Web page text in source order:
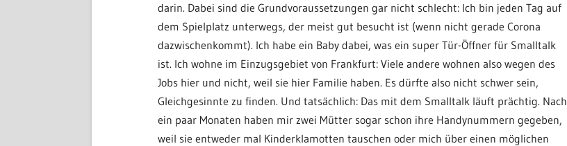
darin. Dabei sind die Grundvoraussetzungen gar nicht schlecht: Ich bin jeden Tag auf
dem Spielplatz unterwegs, der meist gut besucht ist (wenn nicht gerade Corona
dazwischenkommt). Ich habe ein Baby dabei, was ein super Tür-Öffner für Smalltalk
ist. Ich wohne im Einzugsgebiet von Frankfurt: Viele andere wohnen also wegen des
Jobs hier und nicht, weil sie hier Familie haben. Es dürfte also nicht schwer sein,
Gleichgesinnte zu finden. Und tatsächlich: Das mit dem Smalltalk läuft prächtig. Nach
ein paar Monaten haben mir zwei Mütter sogar schon ihre Handynummern gegeben,
weil sie entweder mal Kinderklamotten tauschen oder mich über einen möglichen